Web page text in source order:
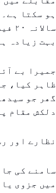
ہو سکتا
بہت زیادہ
ظاہر کیا،
گھر جو
دلکش مقام پر واقع گھر
نظارے اور
سامنے کی